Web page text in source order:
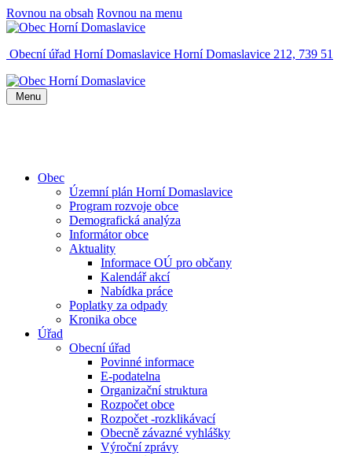
Rovnou na obsah Rovnou na menu
Obecní úřad Horní Domaslavice Horní Domaslavice 212, 739 51
Menu
Obec
Územní plán Horní Domaslavice
Program rozvoje obce
Demografická analýza
Informátor obce
Aktuality
Informace OÚ pro občany
Kalendář akcí
Nabídka práce
Poplatky za odpady
Kronika obce
Úřad
Obecní úřad
Povinné informace
E-podatelna
Organizační struktura
Rozpočet obce
Rozpočet -rozklikávací
Obecně závazné vyhlášky
Výroční zprávy